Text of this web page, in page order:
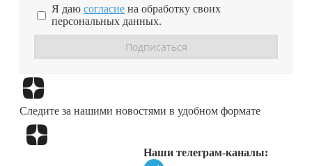
Я даю согласие на обработку своих
персональных данных.
Следите за нашими новостями в удобном формате
Наши телеграм-каналы: